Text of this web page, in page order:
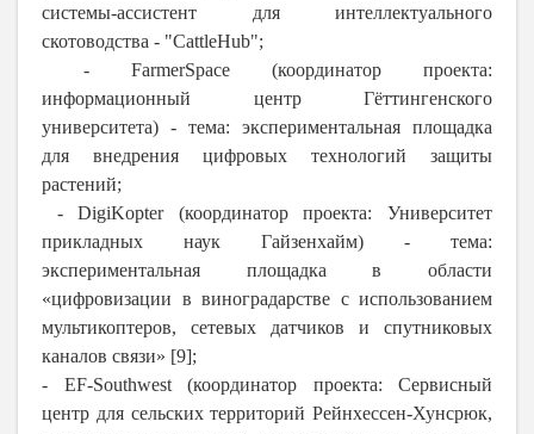
системы-ассистент для интеллектуального
скотоводства - "CattleHub";
- FarmerSpace (координатор проекта:
информационный центр Гёттингенского
университета) - тема: экспериментальная площадка
для внедрения цифровых технологий защиты
растений;
- DigiKopter (координатор проекта: Университет
прикладных наук Гайзенхайм) - тема:
экспериментальная площадка в области
«цифровизации в виноградарстве с использованием
мультикоптеров, сетевых датчиков и спутниковых
каналов связи» [9];
- EF-Southwest (координатор проекта: Сервисный
центр для сельских территорий Рейнхессен-Хунсрюк,